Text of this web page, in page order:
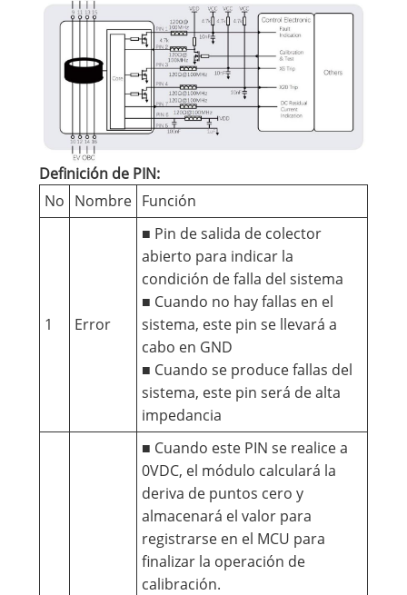
Definición de PIN:
No Nombre Función
1 Error
■ Pin de salida de colector
abierto para indicar la
condición de falla del sistema
■ Cuando no hay fallas en el
sistema, este pin se llevará a
cabo en GND
■ Cuando se produce fallas del
sistema, este pin será de alta
impedancia
■ Cuando este PIN se realice a
0VDC, el módulo calculará la
deriva de puntos cero y
almacenará el valor para
registrarse en el MCU para
finalizar la operación de
calibración.